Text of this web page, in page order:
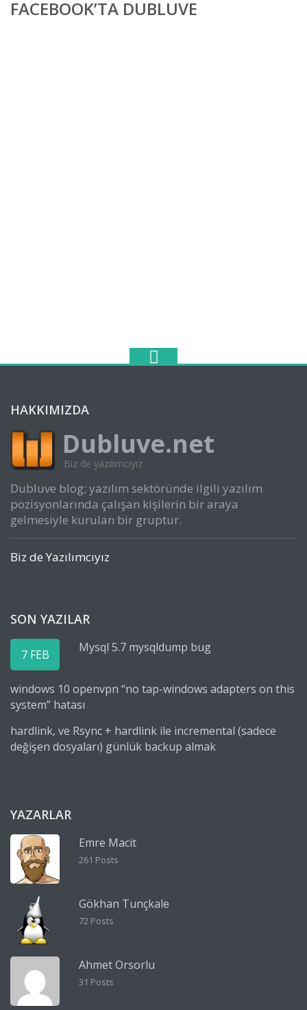
FACEBOOK’TA DUBLUVE
HAKKIMIZDA
Dubluve.net
Biz de yazılımcıyız
Dubluve blog; yazılım sektöründe ilgili yazılım
pozisyonlarında çalışan kişilerin bir araya
gelmesiyle kurulan bir gruptur.
Biz de Yazılımcıyız
SON YAZILAR
7 FEB Mysql 5.7 mysqldump bug
windows 10 openvpn “no tap-windows adapters on this
system” hatası
hardlink, ve Rsync + hardlink ile incremental (sadece
değişen dosyaları) günlük backup almak
YAZARLAR
Emre Macit
261 Posts
Gökhan Tunçkale
72 Posts
Ahmet Orsorlu
31 Posts